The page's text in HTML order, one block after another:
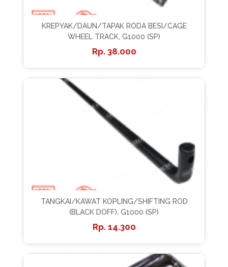
KREPYAK/DAUN/TAPAK RODA BESI/CAGE
WHEEL TRACK, G1000 (SP)
38.000
TANGKAI/KAWAT KOPLING/SHIFTING ROD
(BLACK DOFF), G1000 (SP)
14.300